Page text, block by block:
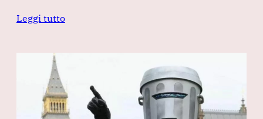
Leggi tutto